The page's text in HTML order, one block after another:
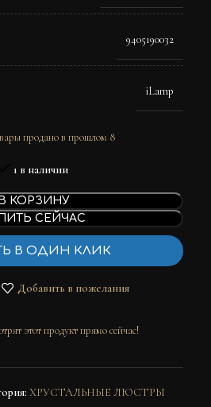
9405190032
iLamp
продано в прошлом 8
1 в наличии
КОРЗИНУ
СЕЙЧАС
В ОДИН КЛИК
Добавить в пожелания
этот продукт прямо сейчас!
ХРУСТАЛЬНЫЕ ЛЮСТРЫ